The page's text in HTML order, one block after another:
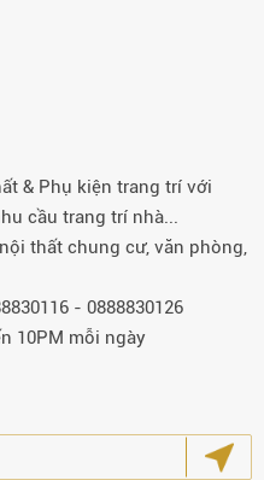
& Phụ kiện trang trí với
cầu trang trí nhà...
thất chung cư, văn phòng,
- 0888830126
10PM mỗi ngày